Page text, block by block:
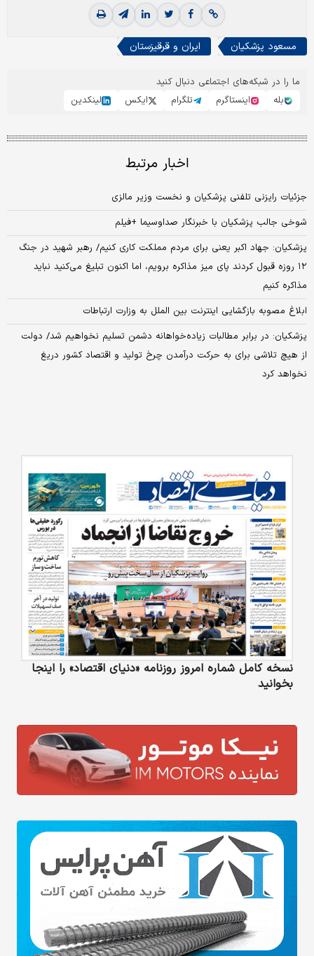
مسعود پزشکیان ایران و قرقیزستان
ما را در شبکه‌های اجتماعی دنبال کنید
بله
اینستاگرم تلگرام ایکس لینکدین
اخبار مرتبط
جزئیات رایزنی تلفنی پزشکیان و نخست وزیر مالزی
شوخی جالب پزشکیان با خبرنگار صداوسیما +فیلم
پزشکیان: جهاد اکبر یعنی برای مردم مملکت کاری کنیم/ رهبر شهید در جنگ
۱۲ روزه قبول کردند پای میز مذاکره برویم، اما اکنون تبلیغ می‌کنید نباید
مذاکره کنیم
ابلاغ مصوبه بازگشایی اینترنت بین الملل به وزارت ارتباطات
پزشکیان: در برابر مطالبات زیاده‌خواهانه دشمن تسلیم نخواهیم شد/ دولت
از هیچ تلاشی برای به حرکت درآمدن چرخ تولید و اقتصاد کشور دریغ
نخواهد کرد
نسخه کامل شماره امروز روزنامه «دنیای‌ اقتصاد» را اینجا
بخوانید